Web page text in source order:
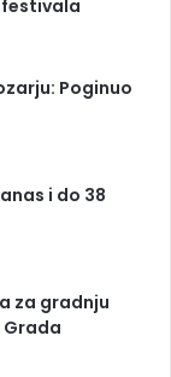
festivala
Poginuo
i do 38
za gradnju